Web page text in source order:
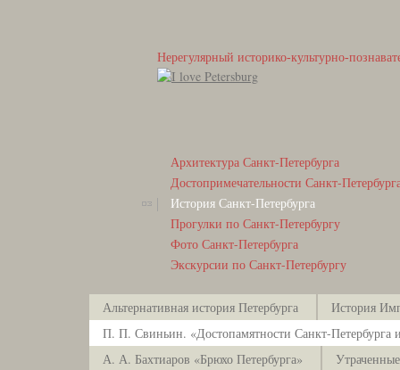
Нерегулярный историко-культурно-
Архитектура Санкт-Петербурга
Достопримечательности Санкт-
История Санкт-Петербурга
Прогулки по Санкт-Петербургу
Фото Санкт-Петербурга
Экскурсии по Санкт-Петербургу
Альтернативная история Петербурга
История
П. П. Свиньин. «Достопамятности Санкт-Петербурга и
А. А. Бахтиаров «Брюхо Петербурга»